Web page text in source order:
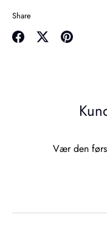
Share
Vær den